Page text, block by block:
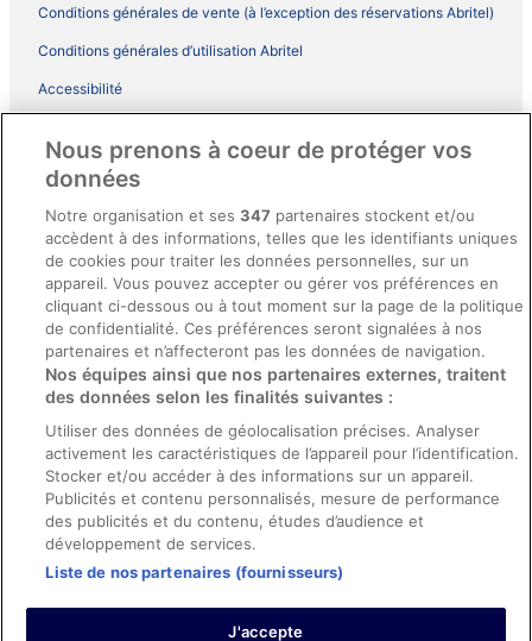
Conditions générales de vente (à l’exception des réservations Abritel)
Conditions générales d’utilisation Abritel
Accessibilité
Conditions générales du programme BONUS+ d’ebookers
Directives de contenu et signalement de contenus
Aide
Soutien
Annuler votre réservation d’hôtel ou de propriété de vacances
Échéances de remboursement
Utiliser un coupon ebookers
Nous prenons à coeur de protéger vos
données
Notre organisation et ses347 partenaires stockent et/ou
accèdent à des informations, telles que les identifiants uniques
de cookies pour traiter les données personnelles, sur un
appareil. Vous pouvez accepter ou gérer vos préférences en
cliquant ci-dessous ou à tout moment sur la page de la politique
de confidentialité. Ces préférences seront signalées à nos
partenaires et n’affecteront pas les données de navigation.
Nos équipes ainsi que nos partenaires externes, traitent
des données selon les finalités suivantes :
Utiliser des données de géolocalisation précises. Analyser
activement les caractéristiques de l’appareil pour l’identification.
Stocker et/ou accéder à des informations sur un appareil.
Publicités et contenu personnalisés, mesure de performance
des publicités et du contenu, études d’audience et
développement de services.
Liste de nos partenaires (fournisseurs)
J'accepte